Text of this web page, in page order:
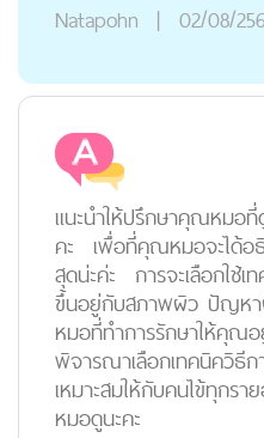
Natapohn | 02/08/
แนะนำให้ปรึกษาคุณหมอ
คะ เพื่อที่คุณหมอจะได้อธิ
สุดน่ะค่ะ การจะเลือกใช้เ
ขึ้นอยู่กับสภาพผิว ปัญห
หมอที่ทำการรักษาให้คุ
พิจารณาเลือกเทคนิควิธีก
เหมาะสมให้กับคนไข้ทุก
หมอดูนะคะ